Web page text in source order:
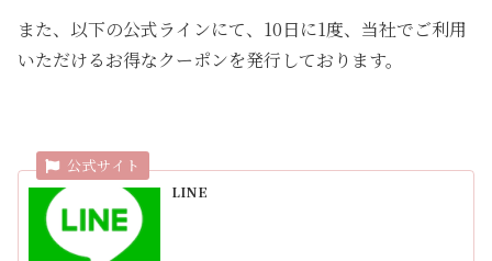
また、以下の公式ラインにて、10日に1度、当社でご利用
いただけるお得なクーポンを発行しております。
LINE